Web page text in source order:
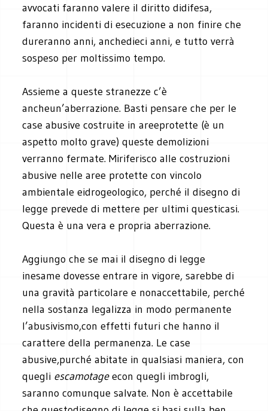
avvocati faranno valere il diritto didifesa,
faranno incidenti di esecuzione a non finire che
dureranno anni, anchedieci anni, e tutto verrà
sospeso per moltissimo tempo.
Assieme a queste stranezze c’è
ancheun’aberrazione. Basti pensare che per le
case abusive costruite in areeprotette (è un
aspetto molto grave) queste demolizioni
verranno fermate. Miriferisco alle costruzioni
abusive nelle aree protette con vincolo
ambientale eidrogeologico, perché il disegno di
legge prevede di mettere per ultimi questicasi.
Questa è una vera e propria aberrazione.
Aggiungo che se mai il disegno di legge
inesame dovesse entrare in vigore, sarebbe di
una gravità particolare e nonaccettabile, perché
nella sostanza legalizza in modo permanente
l’abusivismo,con effetti futuri che hanno il
carattere della permanenza. Le case
abusive,purché abitate in qualsiasi maniera, con
quegli escamotageecon quegli imbrogli,
saranno comunque salvate. Non è accettabile